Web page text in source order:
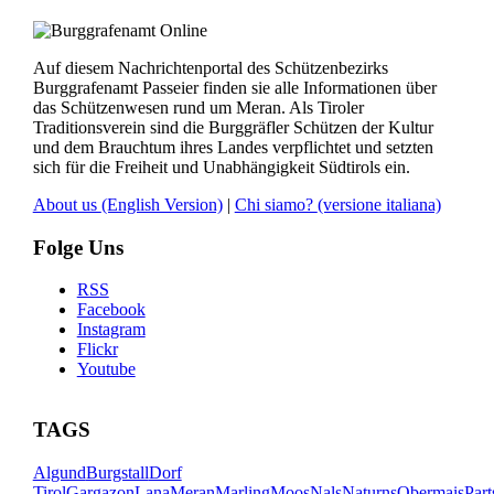
Auf diesem Nachrichtenportal des Schützenbezirks
Burggrafenamt Passeier finden sie alle Informationen über
das Schützenwesen rund um Meran. Als Tiroler
Traditionsverein sind die Burggräfler Schützen der Kultur
und dem Brauchtum ihres Landes verpflichtet und setzten
sich für die Freiheit und Unabhängigkeit Südtirols ein.
About us (English Version)| Chi siamo? (versione italiana)
Folge Uns
RSS
Facebook
Instagram
Flickr
Youtube
TAGS
AlgundBurgstallDorf